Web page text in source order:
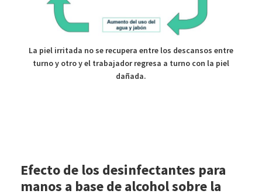
La piel irritada no se recupera entre los descansos entre
turno y otro y el trabajador regresa a turno con la piel
dañada.
Efecto de los desinfectantes para
manos a base de alcohol sobre la